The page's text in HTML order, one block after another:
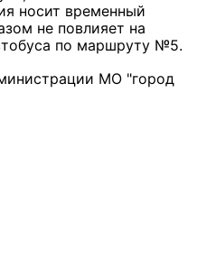
носит временный
не повлияет на
по маршруту №5.
МО "город